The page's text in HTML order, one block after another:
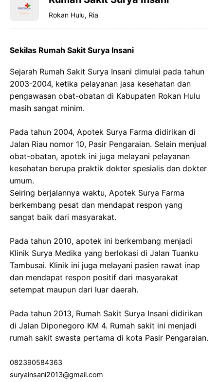
Rokan Hulu, Ria
Sekilas Rumah Sakit Surya Insani
Sejarah Rumah Sakit Surya Insani dimulai pada tahun
2003-2004, ketika pelayanan jasa kesehatan dan
pengawasan obat-obatan di Kabupaten Rokan Hulu
masih sangat minim.
Pada tahun 2004, Apotek Surya Farma didirikan di
Jalan Riau nomor 10, Pasir Pengaraian. Selain menjual
obat-obatan, apotek ini juga melayani pelayanan
kesehatan berupa praktik dokter spesialis dan dokter
umum.
Seiring berjalannya waktu, Apotek Surya Farma
berkembang pesat dan mendapat respon yang
sangat baik dari masyarakat.
Pada tahun 2010, apotek ini berkembang menjadi
Klinik Surya Medika yang berlokasi di Jalan Tuanku
Tambusai. Klinik ini juga melayani pasien rawat inap
dan mendapat respon positif dari masyarakat
setempat maupun dari luar daerah.
Pada tahun 2013, Rumah Sakit Surya Insani didirikan
di Jalan Diponegoro KM 4. Rumah sakit ini menjadi
rumah sakit swasta pertama di kota Pasir Pengaraian.
082390584363
suryainsani2013@gmail.com